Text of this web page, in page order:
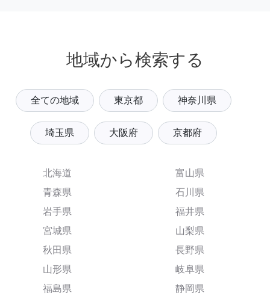
地域から検索する
全ての地域 東京都 神奈川県
埼玉県 大阪府 京都府
北海道
青森県
岩手県
宮城県
秋田県
山形県
福島県
富山県
石川県
福井県
山梨県
長野県
岐阜県
静岡県